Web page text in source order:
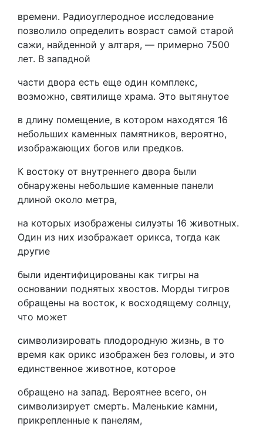
времени. Радиоуглеродное исследование
позволило определить возраст самой старой
сажи, найденной у алтаря, — примерно 7500
лет. В западной
части двора есть еще один комплекс,
возможно, святилище храма. Это вытянутое
в длину помещение, в котором находятся 16
небольших каменных памятников, вероятно,
изображающих богов или предков.
К востоку от внутреннего двора были
обнаружены небольшие каменные панели
длиной около метра,
на которых изображены силуэты 16 животных.
Один из них изображает орикса, тогда как
другие
были идентифицированы как тигры на
основании поднятых хвостов. Морды тигров
обращены на восток, к восходящему солнцу,
что может
символизировать плодородную жизнь, в то
время как орикс изображен без головы, и это
единственное животное, которое
обращено на запад. Вероятнее всего, он
символизирует смерть. Маленькие камни,
прикрепленные к панелям,